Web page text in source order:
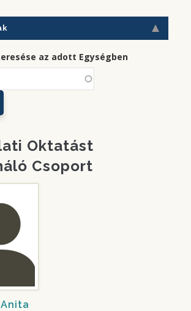
az adott Egységben
Oktatást
Csoport